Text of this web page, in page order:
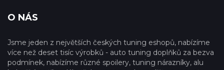
O NÁS
Jsme jeden z největších českých tuning eshopů, nabízíme
více než deset tisíc výrobků - auto tuning doplňků za bezva
podmínek, nabízíme různé spoilery, tuning nárazníky, alu